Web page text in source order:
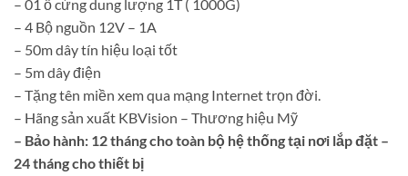
– 01 ổ cứng dung lượng 1T ( 1000G)
– 4 Bộ nguồn 12V – 1A
– 50m dây tín hiệu loại tốt
– 5m dây điện
– Tặng tên miền xem qua mạng Internet trọn đời.
– Hãng sản xuất KBVision – Thương hiệu Mỹ
– Bảo hành: 12 tháng cho toàn bộ hệ thống tại nơi lắp đặt –
24 tháng cho thiết bị